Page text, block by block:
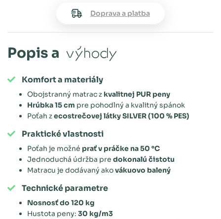
Doprava a platba
Popis a výhody
Komfort a materiály
Obojstranný matrac z kvalitnej PUR peny
Hrúbka 15 cm pre pohodlný a kvalitný spánok
Poťah zecostrečovej látky SILVER (100 % PES)
Praktické vlastnosti
Poťah je možné prať v práčke na 50 °C
Jednoduchá údržba pre dokonalú čistotu
Matracu je dodávaný akovákuovo balený
Technické parametre
Nosnosť do 120 kg
Hustota peny: 30 kg/m3